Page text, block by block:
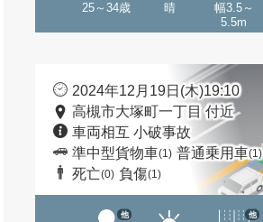
25～34歳 晴
幅3.5～
5.5m
2024年12月19日(木)19:10
高槻市大塚町一丁目 付近
車両相互 小破事故
準中型貨物車(1) 普通乗用車(1)
死亡(0) 負傷(1)
他 他